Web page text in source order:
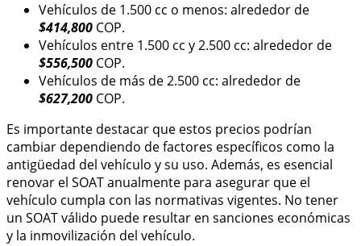
Vehículos de 1.500 cc o menos: alrededor de
$414,800 COP.
Vehículos entre 1.500 cc y 2.500 cc: alrededor de
$556,500 COP.
Vehículos de más de 2.500 cc: alrededor de
$627,200 COP.
Es importante destacar que estos precios podrían
cambiar dependiendo de factores específicos como la
antigüedad del vehículo y su uso. Además, es esencial
renovar el SOAT anualmente para asegurar que el
vehículo cumpla con las normativas vigentes. No tener
un SOAT válido puede resultar en sanciones económicas
y la inmovilización del vehículo.